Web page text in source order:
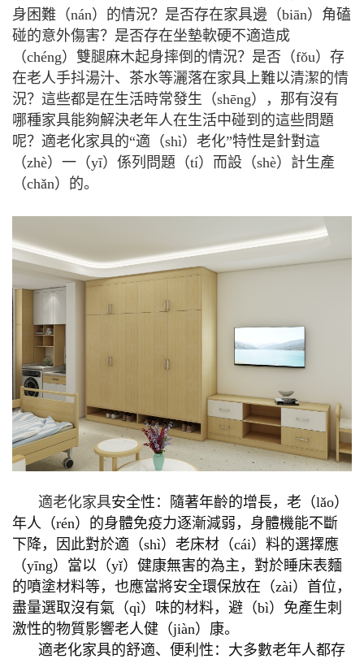
身困難（nán）的情況？是否存在家具邊（biān）角磕
碰的意外傷害？是否存在坐墊軟硬不適造成
（chéng）雙腿麻木起身摔倒的情況？是否（fǒu）存
在老人手抖湯汁、茶水等灑落在家具上難以清潔的情
況？這些都是在生活時常發生（shēng），那有沒有
哪種家具能夠解決老年人在生活中碰到的這些問題
呢？適老化家具的“適（shì）老化”特性是針對這
（zhè）一（yī）係列問題（tí）而設（shè）計生產
（chǎn）的。
適老化家具安全性：隨著年齡的增長，老（lǎo）
年人（rén）的身體免疫力逐漸減弱，身體機能不斷
下降，因此對於適（shì）老床材（cái）料的選擇應
（yīng）當以（yǐ）健康無害的為主，對於睡床表麵
的噴塗材料等，也應當將安全環保放在（zài）首位，
盡量選取沒有氣（qì）味的材料，避（bì）免產生刺
激性的物質影響老人健（jiàn）康。
適老化家具的舒適、便利性：大多數老年人都存